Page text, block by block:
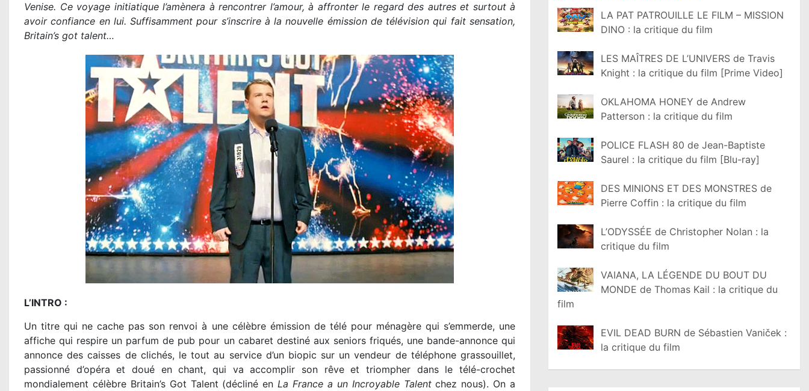
Venise. Ce voyage initiatique l’amènera à rencontrer l’amour, à affronter le regard des autres et surtout à
avoir confiance en lui. Suffisamment pour s’inscrire à la nouvelle émission de télévision qui fait sensation,
Britain’s got talent…
L’INTRO :
Un titre qui ne cache pas son renvoi à une célèbre émission de télé pour ménagère qui s’emmerde, une
affiche qui respire un parfum de pub pour un cabaret destiné aux seniors friqués, une bande-annonce qui
annonce des caisses de clichés, le tout au service d’un biopic sur un vendeur de téléphone grassouillet,
passionné d’opéra et doué en chant, qui va accomplir son rêve et triompher dans le télé-crochet
mondialement célèbre Britain’s Got Talent (décliné enLa France a un Incroyable Talentchez nous). On a
LA PAT PATROUILLE LE FILM – MISSION
DINO : la critique du film
LES MAÎTRES DE L’UNIVERS de Travis
Knight : la critique du film [Prime Video]
OKLAHOMA HONEY de Andrew
Patterson : la critique du film
POLICE FLASH 80 de Jean-Baptiste
Saurel : la critique du film [Blu-ray]
DES MINIONS ET DES MONSTRES de
Pierre Coffin : la critique du film
L’ODYSSÉE de Christopher Nolan : la
critique du film
VAIANA, LA LÉGENDE DU BOUT DU
MONDE de Thomas Kail : la critique du
film
EVIL DEAD BURN de Sébastien Vaniček :
la critique du film